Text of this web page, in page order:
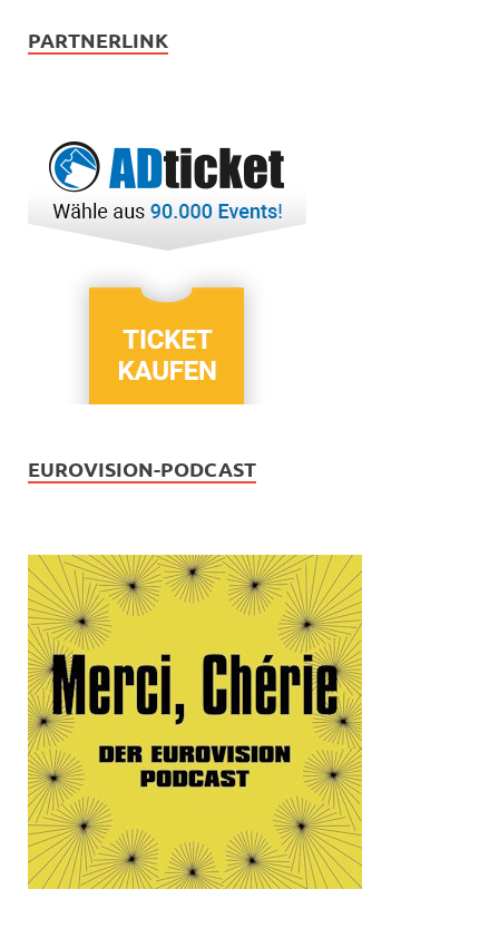
PARTNERLINK
EUROVISION-PODCAST